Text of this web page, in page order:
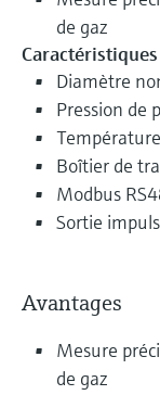
de gaz
Diamètre
Pression de
Boîtier de
Modbus
Sortie
Avantages
Mesure
de gaz